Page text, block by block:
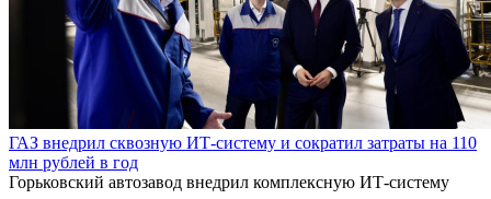
ГАЗ внедрил сквозную ИТ-систему и сократил затраты на 110
млн рублей в год
Горьковский автозавод внедрил комплексную ИТ-систему